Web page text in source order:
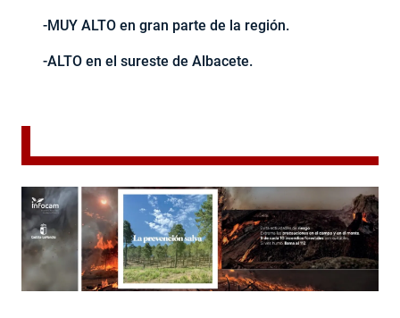
-MUY ALTO en gran parte de la región.
-ALTO en el sureste de Albacete.